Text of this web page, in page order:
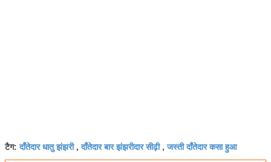
टैग:दाँतेदार धातु झंझरी,दाँतेदार बार झंझरीदार सीढ़ी,जस्ती दाँतेदार कसा हुआ